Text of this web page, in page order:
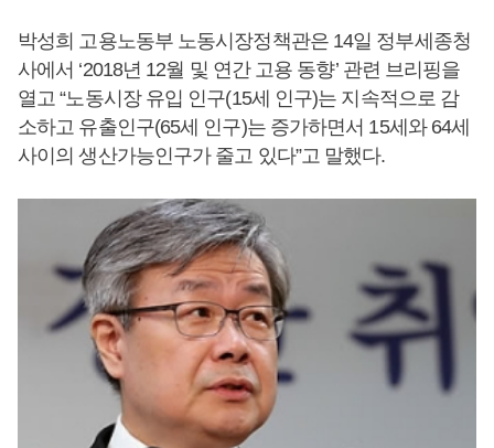
박성희 고용노동부 노동시장정책관은 14일 정부세종청
사에서 ‘2018년 12월 및 연간 고용 동향’ 관련 브리핑을
열고 “노동시장 유입 인구(15세 인구)는 지속적으로 감
소하고 유출인구(65세 인구)는 증가하면서 15세와 64세
사이의 생산가능인구가 줄고 있다”고 말했다.